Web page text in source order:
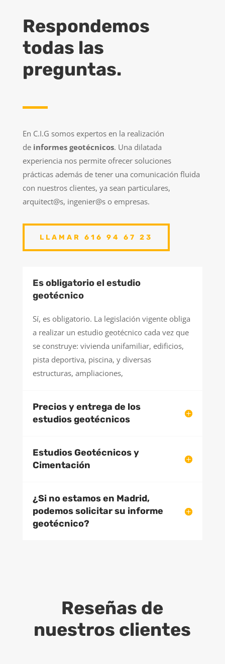
Respondemos
todas las
preguntas.
En C.I.G somos expertos en la realización
de informes geotécnicos. Una dilatada
experiencia nos permite ofrecer soluciones
prácticas además de tener una comunicación fluida
con nuestros clientes, ya sean particulares,
arquitect@s, ingenier@s o empresas.
LLAMAR 616 94 67 23
Es obligatorio el estudio
geotécnico
Sí, es obligatorio. La legislación vigente obliga
a realizar un estudio geotécnico cada vez que
se construye: vivienda unifamiliar, edificios,
pista deportiva, piscina, y diversas
estructuras, ampliaciones,
Precios y entrega de los
estudios geotécnicos
Estudios Geotécnicos y
Cimentación
¿Si no estamos en Madrid,
podemos solicitar su informe
geotécnico?
Reseñas de
nuestros clientes